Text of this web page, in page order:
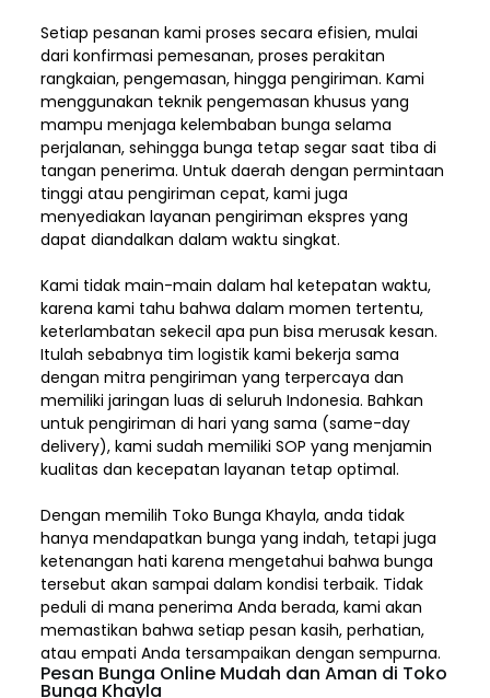
Setiap pesanan kami proses secara efisien, mulai
dari konfirmasi pemesanan, proses perakitan
rangkaian, pengemasan, hingga pengiriman. Kami
menggunakan teknik pengemasan khusus yang
mampu menjaga kelembaban bunga selama
perjalanan, sehingga bunga tetap segar saat tiba di
tangan penerima. Untuk daerah dengan permintaan
tinggi atau pengiriman cepat, kami juga
menyediakan layanan pengiriman ekspres yang
dapat diandalkan dalam waktu singkat.
Kami tidak main-main dalam hal ketepatan waktu,
karena kami tahu bahwa dalam momen tertentu,
keterlambatan sekecil apa pun bisa merusak kesan.
Itulah sebabnya tim logistik kami bekerja sama
dengan mitra pengiriman yang terpercaya dan
memiliki jaringan luas di seluruh Indonesia. Bahkan
untuk pengiriman di hari yang sama (same-day
delivery), kami sudah memiliki SOP yang menjamin
kualitas dan kecepatan layanan tetap optimal.
Dengan memilih Toko Bunga Khayla, anda tidak
hanya mendapatkan bunga yang indah, tetapi juga
ketenangan hati karena mengetahui bahwa bunga
tersebut akan sampai dalam kondisi terbaik. Tidak
peduli di mana penerima Anda berada, kami akan
memastikan bahwa setiap pesan kasih, perhatian,
atau empati Anda tersampaikan dengan sempurna.
Pesan Bunga Online Mudah dan Aman di Toko
Bunga Khayla